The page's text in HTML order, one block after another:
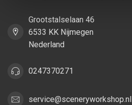
Grootstalselaan 46
6533 KK Nijmegen
Nederland
0247370271
service@sceneryworkshop.nl